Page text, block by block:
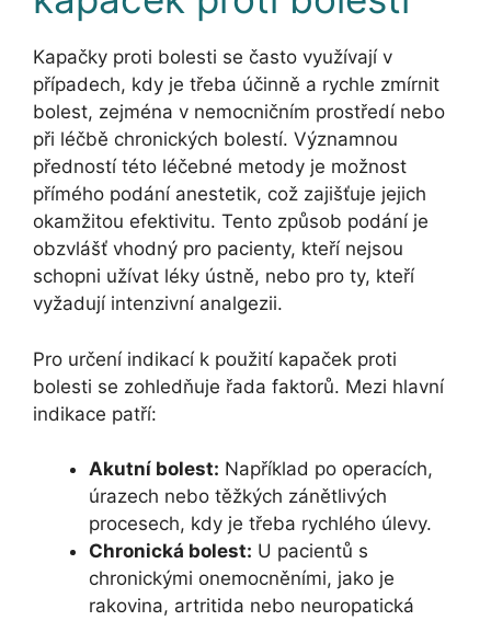
Kapačky proti bolesti se často využívají v
případech, kdy je třeba účinně a rychle zmírnit
bolest, zejména v nemocničním prostředí nebo
při léčbě chronických bolestí. Významnou
předností této léčebné metody je možnost
přímého podání anestetik, což zajišťuje jejich
okamžitou efektivitu. Tento způsob podání je
obzvlášť vhodný pro pacienty, kteří nejsou
schopni užívat léky ústně, nebo pro ty, kteří
vyžadují intenzivní analgezii.
Pro určení indikací k použití kapaček proti
bolesti se zohledňuje řada faktorů. Mezi hlavní
indikace patří:
Akutní bolest: Například po operacích,
úrazech nebo těžkých zánětlivých
procesech, kdy je třeba rychlého úlevy.
Chronická bolest: U pacientů s
chronickými onemocněními, jako je
rakovina, artritida nebo neuropatická